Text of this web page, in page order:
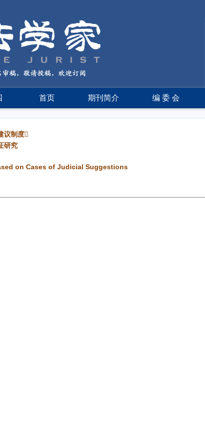
首页 期刊简介 编 委 会
议制度
研究
on Cases of Judicial Suggestions